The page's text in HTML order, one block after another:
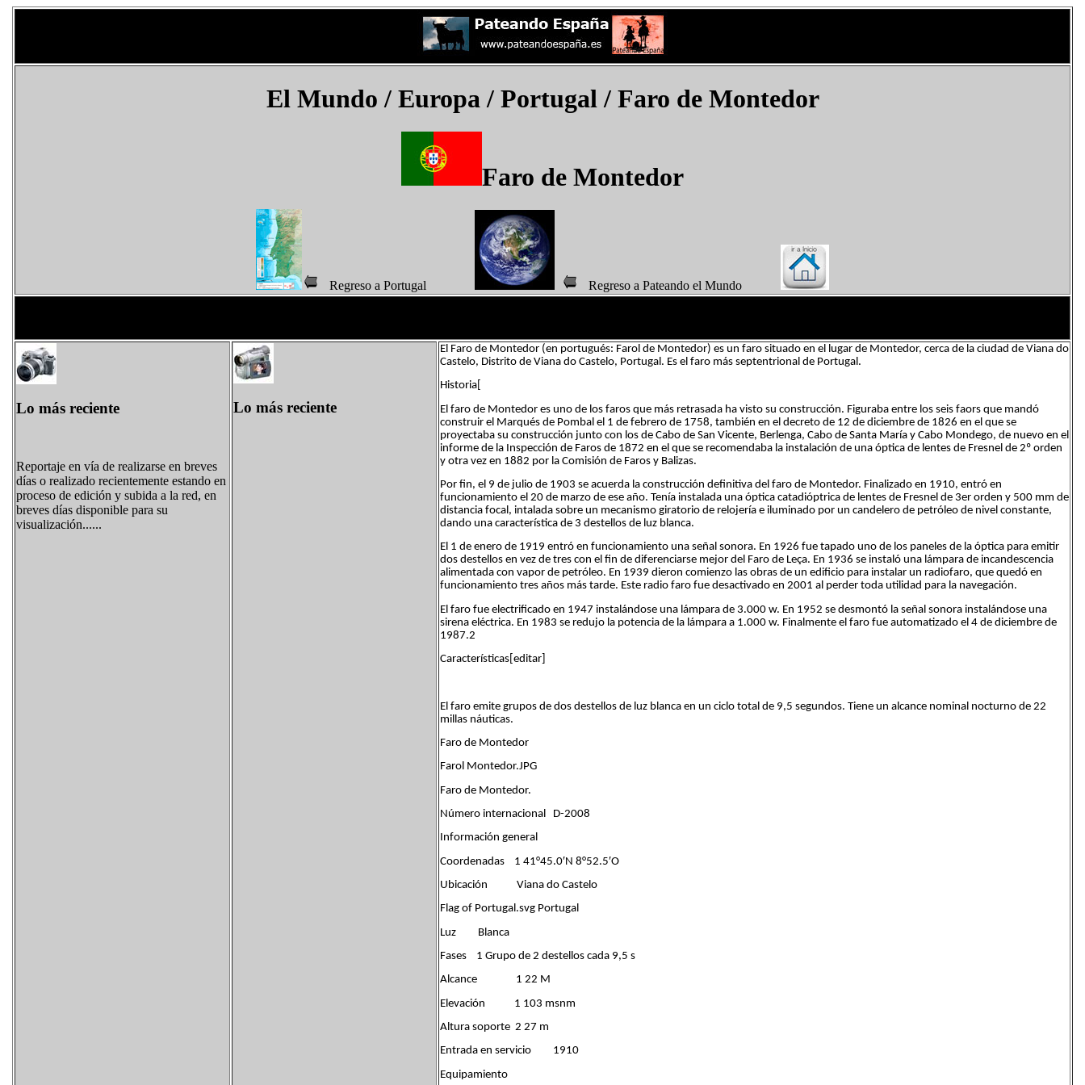
El Mundo/ Europa / Portugal / Faro de Montedor
Faro de Montedor
Regreso a Portugal Regreso a Pateando el Mundo
Lo más reciente
Reportaje en vía de realizarse en breves
días o realizado recientemente estando en
proceso de edición y subida a la red, en
breves días disponible para su
visualización......
Lo más reciente
El Faro de Montedor (en portugués: Farol de Montedor) es un faro situado en el lugar de Montedor, cerca de la ciudad de Viana do
Castelo, Distrito de Viana do Castelo, Portugal. Es el faro más septentrional de Portugal.
Historia[
El faro de Montedor es uno de los faros que más retrasada ha visto su construcción. Figuraba entre los seis faors que mandó
construir el Marqués de Pombal el 1 de febrero de 1758, también en el decreto de 12 de diciembre de 1826 en el que se
proyectaba su construcción junto con los de Cabo de San Vicente, Berlenga, Cabo de Santa María y Cabo Mondego, de nuevo en el
informe de la Inspección de Faros de 1872 en el que se recomendaba la instalación de una óptica de lentes de Fresnel de 2º orden
y otra vez en 1882 por la Comisión de Faros y Balizas.
Por fin, el 9 de julio de 1903 se acuerda la construcción definitiva del faro de Montedor. Finalizado en 1910, entró en
funcionamiento el 20 de marzo de ese año. Tenía instalada una óptica catadióptrica de lentes de Fresnel de 3er orden y 500 mm de
distancia focal, intalada sobre un mecanismo giratorio de relojería e iluminado por un candelero de petróleo de nivel constante,
dando una característica de 3 destellos de luz blanca.
El 1 de enero de 1919 entró en funcionamiento una señal sonora. En 1926 fue tapado uno de los paneles de la óptica para emitir
dos destellos en vez de tres con el fin de diferenciarse mejor del Faro de Leça. En 1936 se instaló una lámpara de incandescencia
alimentada con vapor de petróleo. En 1939 dieron comienzo las obras de un edificio para instalar un radiofaro, que quedó en
funcionamiento tres años más tarde. Este radio faro fue desactivado en 2001 al perder toda utilidad para la navegación.
El faro fue electrificado en 1947 instalándose una lámpara de 3.000 w. En 1952 se desmontó la señal sonora instalándose una
sirena eléctrica. En 1983 se redujo la potencia de la lámpara a 1.000 w. Finalmente el faro fue automatizado el 4 de diciembre de
1987.2
Características[editar]
El faro emite grupos de dos destellos de luz blanca en un ciclo total de 9,5 segundos. Tiene un alcance nominal nocturno de 22
millas náuticas.
Faro de Montedor
Farol Montedor.JPG
Faro de Montedor.
Número internacional D-2008
Información general
Coordenadas 1 41°45.0′N 8°52.5′O
Ubicación Viana do Castelo
Flag of Portugal.svg Portugal
Luz Blanca
Fases 1 Grupo de 2 destellos cada 9,5 s
Alcance 1 22 M
Elevación 1 103 msnm
Altura soporte 2 27 m
Entrada en servicio 1910
Equipamiento